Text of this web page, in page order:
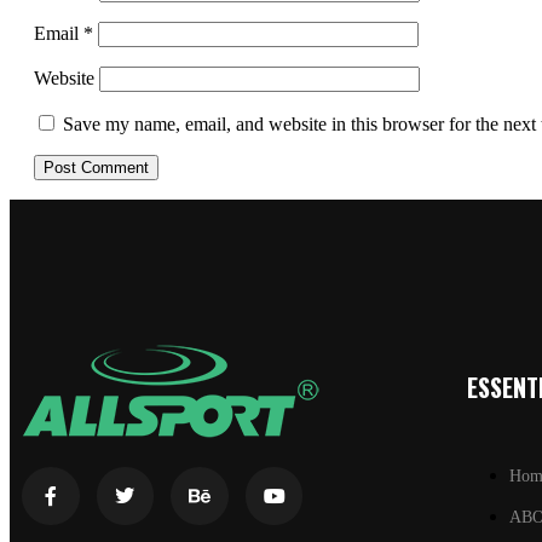
Email *
Website
Save my name, email, and website in this browser for the